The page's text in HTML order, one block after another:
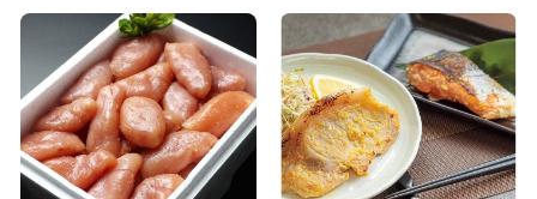
造の過程で形が崩れてしまったものや、
切れてしまったものだけを集めたお得用
商品です。味はギフト品と変わらずお得な
価格で。
てしまったものだけを集めたお得用商品
です。味はギフト品と変わらずお得な価格
で。